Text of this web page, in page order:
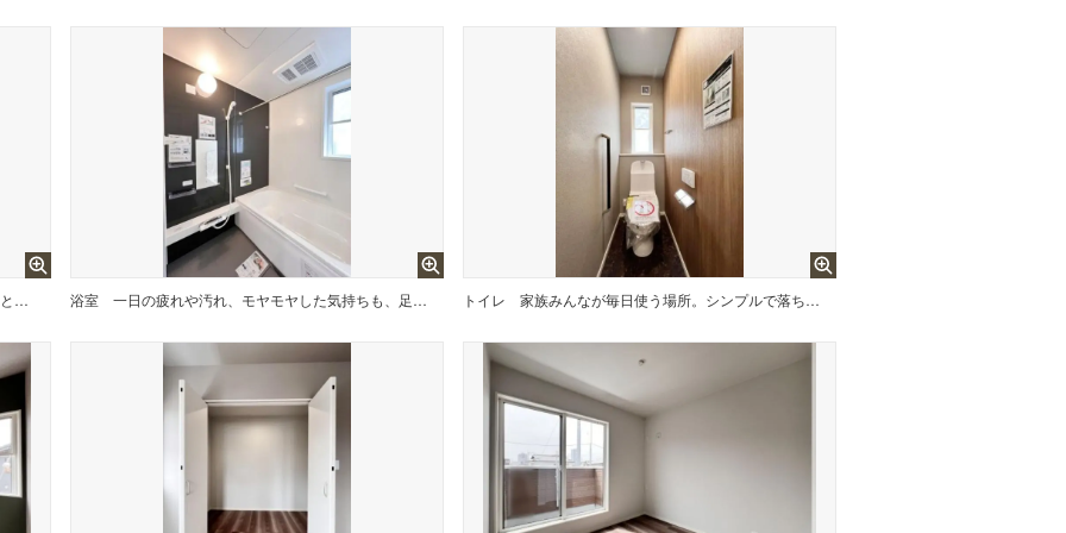
大人2人がいても余裕のある洗面室。子供と一緒に歯磨きしながら、鏡に映る自分と子供の身長差に成長を感じる日が来るかも。 浴室 一日の疲れや汚れ、モヤモヤした気持ちも、足を伸ばせるゆったりとしたお風呂ならきれいさっぱり。余裕のあるお風呂で余裕のある自分を取り戻そう。 トイレ 家族みんなが毎日使う場所。シンプルで落ち着く空間にすることで、永く使っても飽きの来ない空間に。